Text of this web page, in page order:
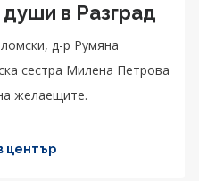
в Разград
д-р Румяна
сестра Милена Петрова
желаещите.
център